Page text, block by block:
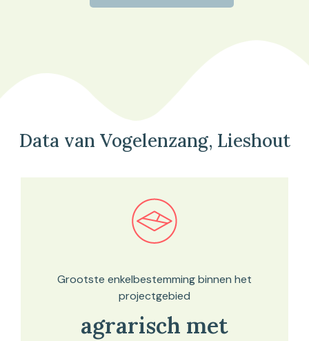
Data van Vogelenzang, Lieshout
Bekijk in onze kaartviewer
Grootste enkelbestemming binnen het
projectgebied
agrarisch met